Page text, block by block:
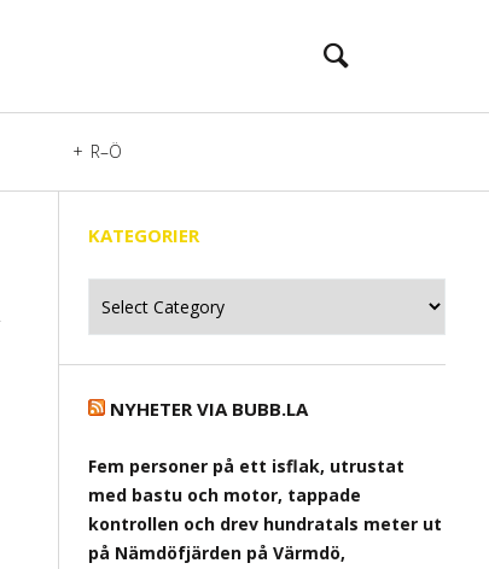
R–Ö
KATEGORIER
NYHETER VIA BUBB.LA
Fem personer på ett isflak, utrustat
med bastu och motor, tappade
kontrollen och drev hundratals meter ut
på Nämdöfjärden på Värmdö,